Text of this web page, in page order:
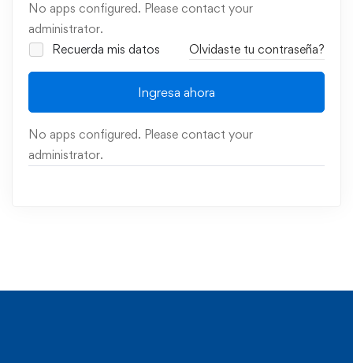
No apps configured. Please contact your
administrator.
Recuerda mis datos
Olvidaste tu contraseña?
Ingresa ahora
No apps configured. Please contact your
administrator.